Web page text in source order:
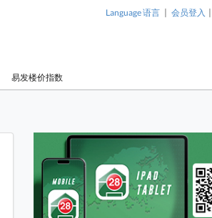
Language 语言 | 会员登入 |
易发楼价指数